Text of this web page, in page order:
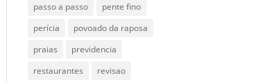
passo a passo
pente fino
perícia
povoado da raposa
praias
previdencia
restaurantes
revisao